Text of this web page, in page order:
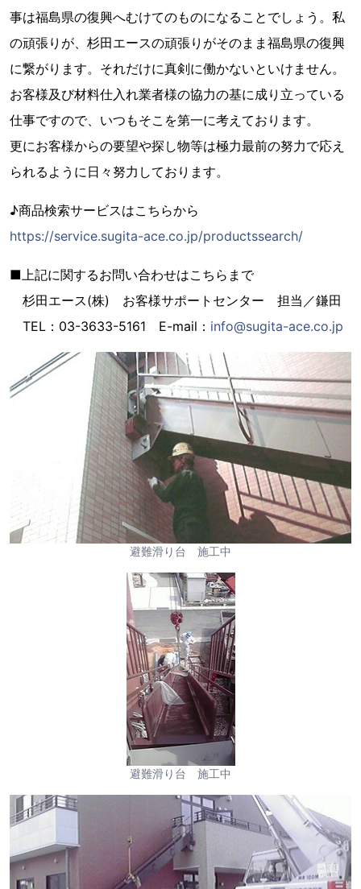
事は福島県の復興へむけてのものになることでしょう。私
の頑張りが、杉田エースの頑張りがそのまま福島県の復興
に繋がります。それだけに真剣に働かないといけません。
お客様及び材料仕入れ業者様の協力の基に成り立っている
仕事ですので、いつもそこを第一に考えております。
更にお客様からの要望や探し物等は極力最前の努力で応え
られるように日々努力しております。
♪商品検索サービスはこちらから
https://service.sugita-ace.co.jp/productssearch/
■上記に関するお問い合わせはこちらまで
杉田エース(株) お客様サポートセンター 担当／鎌田
TEL：03-3633-5161 E-mail： info@sugita-ace.co.jp
避難滑り台 施工中
避難滑り台 施工中